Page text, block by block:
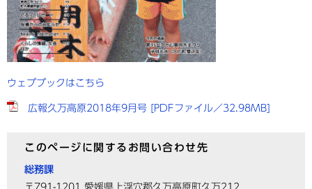
ウェブブックはこちら
広報久万高原2018年9月号 [PDFファイル／32.98MB]
このページに関するお問い合わせ先
総務課